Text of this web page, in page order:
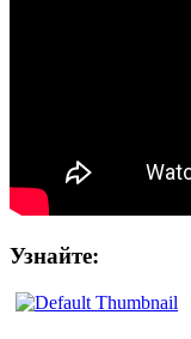
Узнайте: